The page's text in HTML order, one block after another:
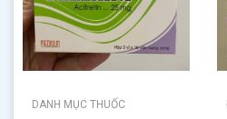
DANH MỤC THUỐC